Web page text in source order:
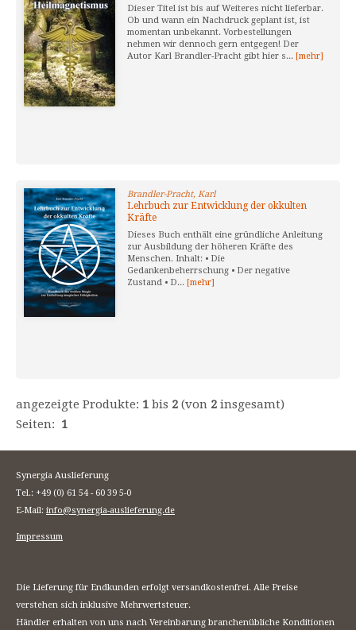
Dieser Titel ist bis auf Weiteres nicht lieferbar.
Ob und wann ein Nachdruck geplant ist, ist
momentan unbekannt. Vorbestellungen
nehmen wir dennoch gern entgegen! Der
Autor Karl Brandler-Pracht gibt hier s... [mehr]
Brandler-Pracht, Karl
Lehrbuch zur Entwicklung der okkulten
Kräfte
Dieses Buch enthält eine gründliche Anleitung
zur Ausbildung der höheren Kräfte des
Menschen. Inhalt: • Die
Gedankenbeherrschung • Der negative
Zustand • D... [mehr]
angezeigte Produkte: 1 bis 2 (von 2 insgesamt)
Seiten: 1
Synergia Auslieferung
Tel.: +49 (0) 61 54 - 60 39 5-0
E-Mail: info@synergia-auslieferung.de
Impressum
Die Lieferung für Endkunden erfolgt versandkostenfrei. Alle Preise
verstehen sich inklusive Mehrwertsteuer.
Händler erhalten von uns nach Vereinbarung branchenübliche Konditionen